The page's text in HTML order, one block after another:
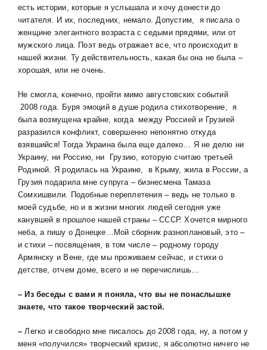
есть истории, которые я услышала и хочу донести до
читателя. И их, последних, немало. Допустим, я писала о
женщине элегантного возраста с седыми прядями, или от
мужского лица. Поэт ведь отражает все, что происходит в
нашей жизни. Ту действительность, какая бы она не была –
хорошая, или не очень.
Не смогла, конечно, пройти мимо августовских событий
2008 года. Буря эмоций в душе родила стихотворение, я
была возмущена крайне, когда между Россией и Грузией
разразился конфликт, совершенно непонятно откуда
взявшийся! Тогда Украина была еще далеко… Я не делю ни
Украину, ни Россию, ни Грузию, которую считаю третьей
Родиной. Я родилась на Украине, в Крыму, жила в России, а
Грузия подарила мне супруга – бизнесмена Тамаза
Сомхишвили. Подобные переплетения – ведь не только в
моей судьбе, но и в жизни многих людей сегодня уже
канувшей в прошлое нашей страны – СССР. Хочется мирного
неба, а пишу о Донецке…Мой сборник разноплановый, это –
и стихи – посвящения, в том числе – родному городу
Армянску и Вене, где мы проживаем сейчас, и стихи о
детстве, отчем доме, всего и не перечислишь…
– Из беседы с вами я поняла, что вы не понаслышке
знаете, что такое творческий застой.
– Легко и свободно мне писалось до 2008 года, ну, а потом у
меня «получился» творческий кризис, я абсолютно ничего не